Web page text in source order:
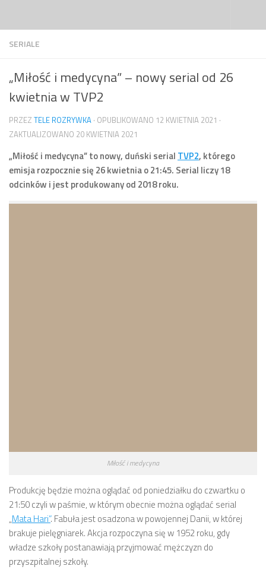
SERIALE
„Miłość i medycyna” – nowy serial od 26
kwietnia w TVP2
PRZEZ TELE ROZRYWKA · OPUBLIKOWANO 12 KWIETNIA 2021 ·
ZAKTUALIZOWANO 20 KWIETNIA 2021
„Miłość i medycyna” to nowy, duński serial TVP2, którego
emisja rozpocznie się 26 kwietnia o 21:45. Serial liczy 18
odcinków i jest produkowany od 2018 roku.
Miłość i medycyna
Produkcję będzie można oglądać od poniedziałku do czwartku o
21:50 czyli w paśmie, w którym obecnie można oglądać serial
„Mata Hari”. Fabuła jest osadzona w powojennej Danii, w której
brakuje pielęgniarek. Akcja rozpoczyna się w 1952 roku, gdy
władze szkoły postanawiają przyjmować mężczyzn do
przyszpitalnej szkoły.